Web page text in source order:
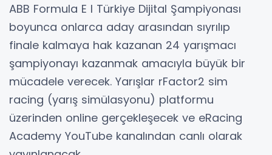
ABB Formula E I Türkiye Dijital Şampiyonası
boyunca onlarca aday arasından sıyrılıp
finale kalmaya hak kazanan 24 yarışmacı
şampiyonayı kazanmak amacıyla büyük bir
mücadele verecek. Yarışlar rFactor2 sim
racing (yarış simülasyonu) platformu
üzerinden online gerçekleşecek ve eRacing
Academy YouTube kanalından canlı olarak